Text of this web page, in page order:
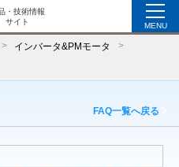
・技術情報
サイト
MENU
インバータ&PMモータ
FAQ一覧へ戻る